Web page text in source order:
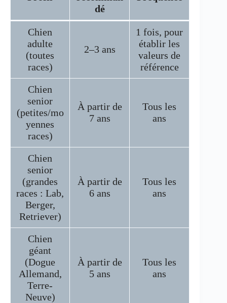
dé
Chien
adulte
(toutes
races)
2–3 ans
1 fois, pour
établir les
valeurs de
référence
Chien
senior
(petites/mo
yennes
races)
À partir de
7 ans
Tous les
ans
Chien
senior
(grandes
races : Lab,
Berger,
Retriever)
À partir de
6 ans
Tous les
ans
Chien
géant
(Dogue
Allemand,
Terre-
Neuve)
À partir de
5 ans
Tous les
ans